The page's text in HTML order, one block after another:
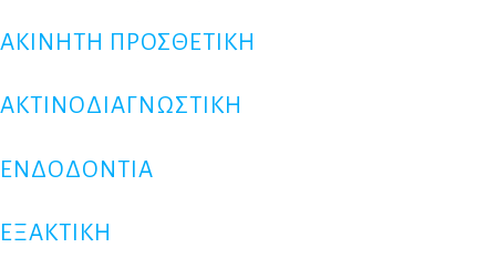
ΑΚΙΝΗΤΗ ΠΡΟΣΘΕΤΙΚΗ
ΑΚΤΙΝΟΔΙΑΓΝΩΣΤΙΚΗ
ΕΝΔΟΔΟΝΤΙΑ
ΕΞΑΚΤΙΚΗ